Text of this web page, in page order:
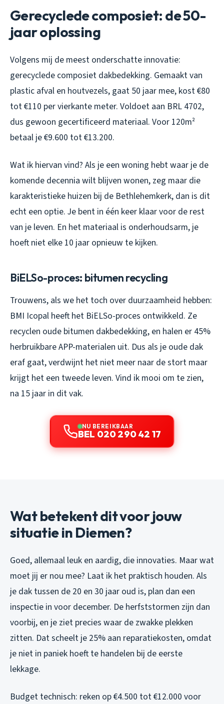
Gerecyclede composiet: de 50-
jaar oplossing
Volgens mij de meest onderschatte innovatie:
gerecyclede composiet dakbedekking. Gemaakt van
plastic afval en houtvezels, gaat 50 jaar mee, kost €80
tot €110 per vierkante meter. Voldoet aan BRL 4702,
dus gewoon gecertificeerd materiaal. Voor 120m²
betaal je €9.600 tot €13.200.
Wat ik hiervan vind? Als je een woning hebt waar je de
komende decennia wilt blijven wonen, zeg maar die
karakteristieke huizen bij de Bethlehemkerk, dan is dit
echt een optie. Je bent in één keer klaar voor de rest
van je leven. En het materiaal is onderhoudsarm, je
hoeft niet elke 10 jaar opnieuw te kijken.
BiELSo-proces: bitumen recycling
Trouwens, als we het toch over duurzaamheid hebben:
BMI Icopal heeft het BiELSo-proces ontwikkeld. Ze
recyclen oude bitumen dakbedekking, en halen er 45%
herbruikbare APP-materialen uit. Dus als je oude dak
eraf gaat, verdwijnt het niet meer naar de stort maar
krijgt het een tweede leven. Vind ik mooi om te zien,
na 15 jaar in dit vak.
NU BEREIKBAAR
BEL 020 290 42 17
Wat betekent dit voor jouw
situatie in Diemen?
Goed, allemaal leuk en aardig, die innovaties. Maar wat
moet jij er nou mee? Laat ik het praktisch houden. Als
je dak tussen de 20 en 30 jaar oud is, plan dan een
inspectie in voor december. De herfststormen zijn dan
voorbij, en je ziet precies waar de zwakke plekken
zitten. Dat scheelt je 25% aan reparatiekosten, omdat
je niet in paniek hoeft te handelen bij de eerste
lekkage.
Budget technisch: reken op €4.500 tot €12.000 voor